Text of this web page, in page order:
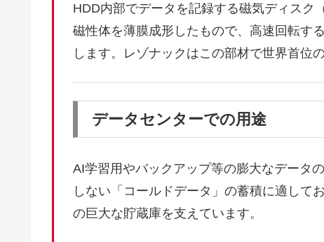
HDD内部でデータを記録する磁気ディスク
磁性体を薄膜成形したもので、高速回転す
します。レゾナックはこの部材で世界首位
データセンターでの用途
AI学習用やバックアップ等の膨大なデータ
しない「コールドデータ」の蓄積に適して
の巨大な貯蔵庫を支えています。